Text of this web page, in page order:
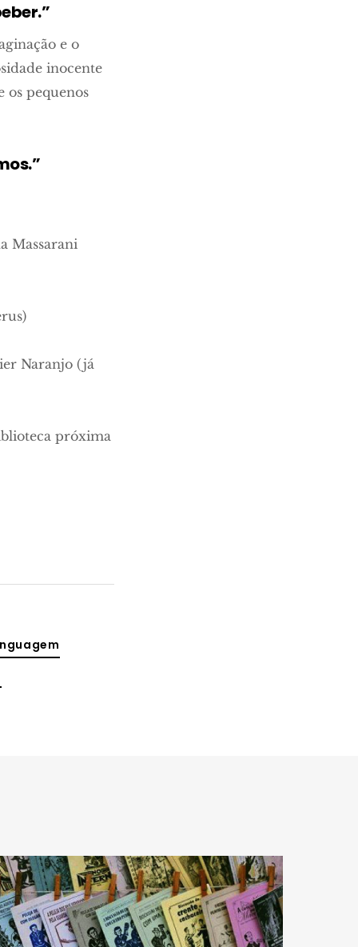
e o
inocente
pequenos
Massarani
Naranjo (já
próxima